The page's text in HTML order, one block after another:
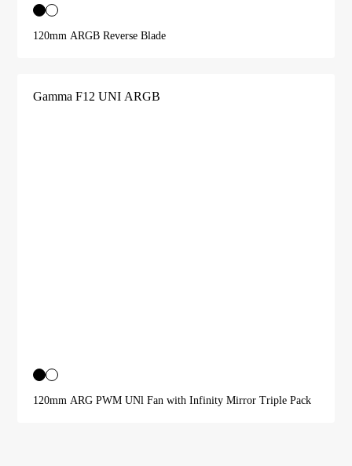
120mm ARGB Reverse Blade
Gamma F12 UNI ARGB
120mm ARG PWM UNl Fan with Infinity Mirror Triple Pack